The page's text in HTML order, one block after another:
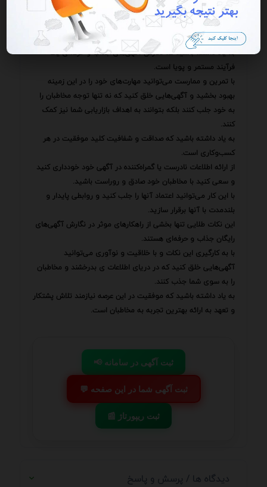
کرده‌اند؟ با تحلیل این اطلاعات می‌توانید نقاط قوت و ضعف آگهی
خود را شناسایی کنید و در صورت نیاز تغییرات لازم را در آن اعمال
کنید.
به یاد داشته باشید که نگارش آگهی‌های جذاب و حرفه‌ای یک
فرآیند مستمر و پویا است.
با تمرین و ممارست می‌توانید مهارت‌های خود را در این زمینه
بهبود بخشید و آگهی‌هایی خلق کنید که نه تنها توجه مخاطبان را
به خود جلب کنند بلکه بتوانند به اهداف بازاریابی شما نیز کمک
کنند.
به یاد داشته باشید که صداقت و شفافیت کلید موفقیت در هر
کسب‌وکاری است.
از ارائه اطلاعات نادرست یا گمراه‌کننده در آگهی خود خودداری کنید
و سعی کنید با مخاطبان خود صادق و روراست باشید.
با این کار می‌توانید اعتماد آنها را جلب کنید و روابطی پایدار و
بلندمدت با آنها برقرار سازید.
این نکات طلایی تنها بخشی از راهکارهای موثر در نگارش آگهی‌های
رایگان جذاب و حرفه‌ای هستند.
با به کارگیری این نکات و با خلاقیت و نوآوری می‌توانید
آگهی‌هایی خلق کنید که در دریای اطلاعات ی بدرخشند و مخاطبان
را به سوی شما جذب کنند.
به یاد داشته باشید که موفقیت در این عرصه نیازمند تلاش پشتکار
و تعهد به ارائه بهترین تجربه به مخاطبان است.
📢 ثبت آگهی در سامانه
💬 ثبت آگهی شما در این صفحه
📰 ثبت ریپورتاژ
دیدگاه ها / پرسش و پاسخ